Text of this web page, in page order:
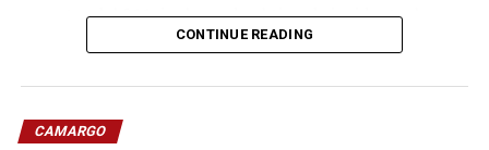
reportes del 911, incluyendo el tipo de incidente, la
dirección exacta y una ruta guiada mediante GPS para
Cobos señaló que el sistema identifica cuál es la unidad
más cercana a la emergencia y le envía el reporte de
CONTINUE READING
CAMARGO